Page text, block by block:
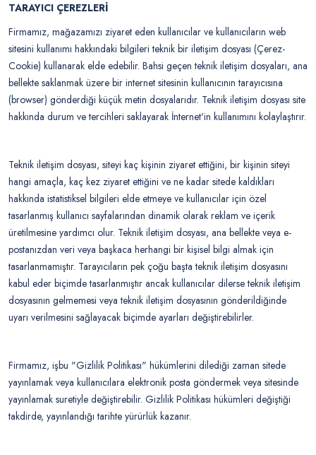
TARAYICI ÇEREZLERİ
Firmamız, mağazamızı ziyaret eden kullanıcılar ve kullanıcıların web
sitesini kullanımı hakkındaki bilgileri teknik bir iletişim dosyası (Çerez-
Cookie) kullanarak elde edebilir. Bahsi geçen teknik iletişim dosyaları, ana
bellekte saklanmak üzere bir internet sitesinin kullanıcının tarayıcısına
(browser) gönderdiği küçük metin dosyalarıdır. Teknik iletişim dosyası site
hakkında durum ve tercihleri saklayarak İnternet'in kullanımını kolaylaştırır.
Teknik iletişim dosyası, siteyi kaç kişinin ziyaret ettiğini, bir kişinin siteyi
hangi amaçla, kaç kez ziyaret ettiğini ve ne kadar sitede kaldıkları
hakkında istatistiksel bilgileri elde etmeye ve kullanıcılar için özel
tasarlanmış kullanıcı sayfalarından dinamik olarak reklam ve içerik
üretilmesine yardımcı olur. Teknik iletişim dosyası, ana bellekte veya e-
postanızdan veri veya başkaca herhangi bir kişisel bilgi almak için
tasarlanmamıştır. Tarayıcıların pek çoğu başta teknik iletişim dosyasını
kabul eder biçimde tasarlanmıştır ancak kullanıcılar dilerse teknik iletişim
dosyasının gelmemesi veya teknik iletişim dosyasının gönderildiğinde
uyarı verilmesini sağlayacak biçimde ayarları değiştirebilirler.
Firmamız, işbu "Gizlilik Politikası" hükümlerini dilediği zaman sitede
yayınlamak veya kullanıcılara elektronik posta göndermek veya sitesinde
yayınlamak suretiyle değiştirebilir. Gizlilik Politikası hükümleri değiştiği
takdirde, yayınlandığı tarihte yürürlük kazanır.